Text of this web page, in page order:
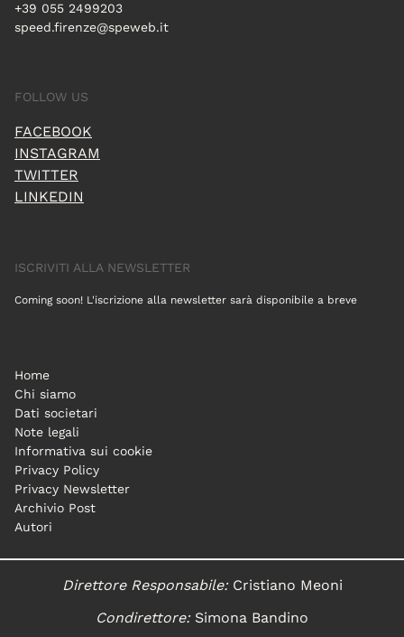
+39 055 2499203
speed.firenze@speweb.it
FOLLOW US
FACEBOOK
INSTAGRAM
TWITTER
LINKEDIN
ISCRIVITI ALLA NEWSLETTER
Coming soon! L'iscrizione alla newsletter sarà disponibile a breve
Home
Chi siamo
Dati societari
Note legali
Informativa sui cookie
Privacy Policy
Privacy Newsletter
Archivio Post
Autori
Direttore Responsabile:Cristiano Meoni
Condirettore:Simona Bandino